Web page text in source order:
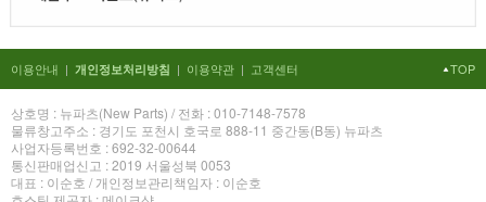
이용안내 | 개인정보처리방침 | 이용약관 | 고객센터 TOP
상호명 : 뉴파츠(New Parts) / 전화 : 010-7148-7578
물류창고주소 : 경기도 포천시 호국로 888-11 중간동(B동) 뉴파츠
사업자등록번호 : 692-32-00644
통신판매업신고 : 2019 서울성북 0053
대표 : 이순호 / 개인정보관리책임자 : 이순호